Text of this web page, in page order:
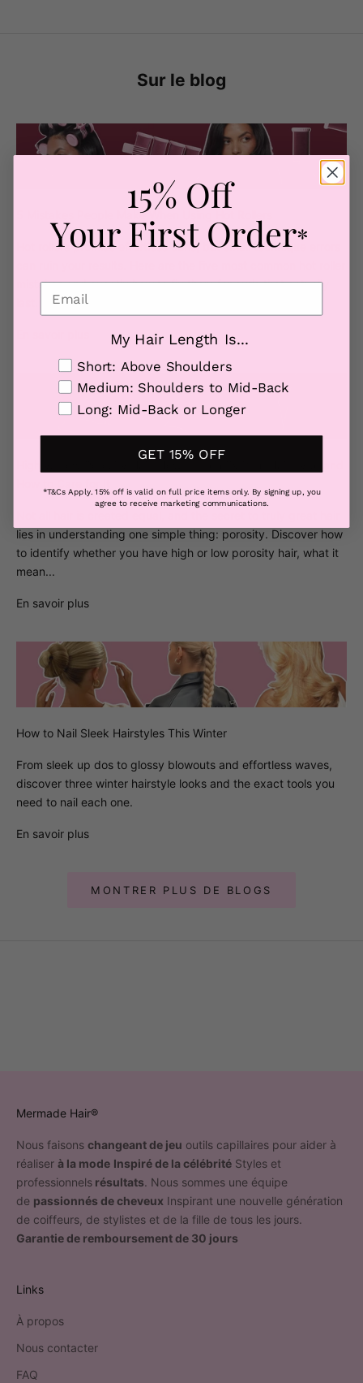
Sur le blog
5 Mistakes People Make When Using Hot Rollers
Hot rollers promise effortless curls, but small technique errors
mistakes and exactly how to fix them for curls that actually
lies in understanding one simple thing: porosity. Discover how
to identify whether you have high or low porosity hair, what it
mean...
En savoir plus
How to Nail Sleek Hairstyles This Winter
From sleek up dos to glossy blowouts and effortless waves,
discover three winter hairstyle looks and the exact tools you
need to nail each one.
En savoir plus
MONTRER PLUS DE BLOGS
Mermade Hair®
Nous faisons changeant de jeu outils capillaires pour aider à
réaliser à la mode Inspiré de la célébrité Styles et
professionnels résultats. Nous sommes une équipe
de passionnés de cheveux Inspirant une nouvelle génération
de coiffeurs, de stylistes et de la fille de tous les jours.
Garantie de remboursement de 30 jours
Links
À propos
Nous contacter
FAQ
15% Off
Your First Order*
My Hair Length Is...
Hair Length
Short: Above Shoulders
Medium: Shoulders to Mid-Back
Long: Mid-Back or Longer
GET 15% OFF
*T&Cs Apply. 15% off is valid on full price items only. By signing up, you
agree to receive marketing communications.